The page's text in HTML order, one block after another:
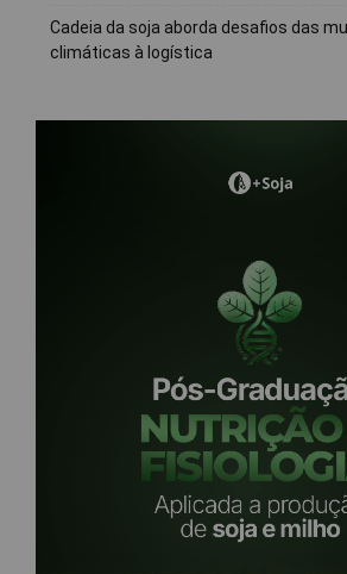
Cadeia da soja aborda desafios das
climáticas à logística